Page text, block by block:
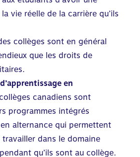
vie réelle de la carrière qu’ils
collèges sont en général
que les droits de
en
canadiens sont
programmes intégrés
alternance qui permettent
dans le domaine
qu’ils sont au collège.